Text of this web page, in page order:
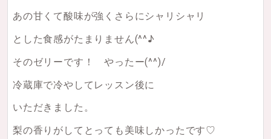
あの甘くて酸味が強くさらにシャリシャリ
とした食感がたまりません(^^♪
そのゼリーです！ やったー(^^)/
冷蔵庫で冷やしてレッスン後に
いただきました。
梨の香りがしてとっても美味しかったです♡